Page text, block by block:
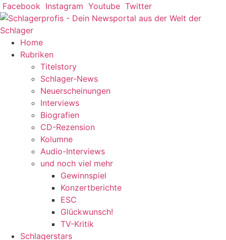
Zum
Inhalt
springen
Facebook Instagram Youtube Twitter
Home
Rubriken
Titelstory
Schlager-News
Neuerscheinungen
Interviews
Biografien
CD-Rezension
Kolumne
Audio-Interviews
und noch viel mehr
Gewinnspiel
Konzertberichte
ESC
Glückwunsch!
TV-Kritik
Schlagerstars